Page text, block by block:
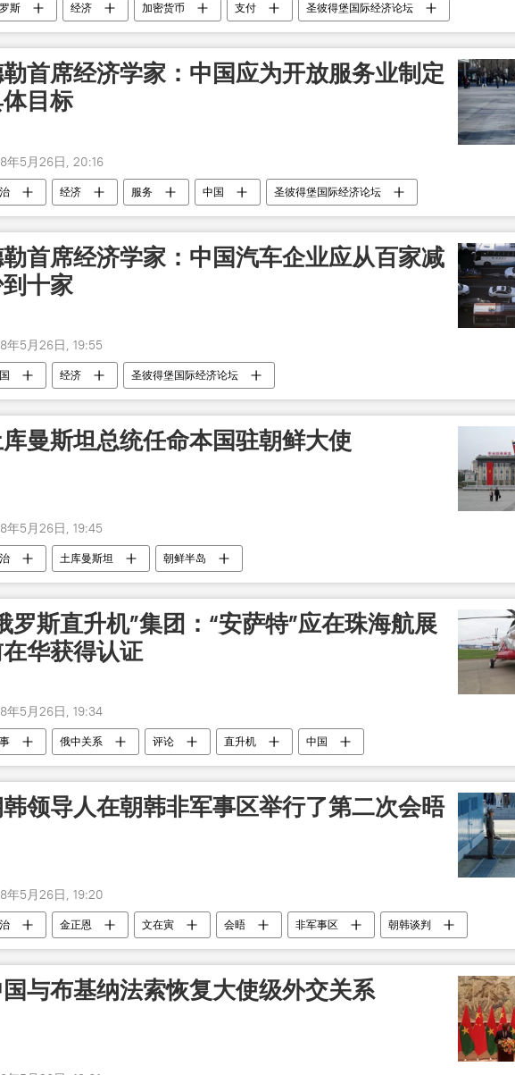
斯 经济 加密货币 支付 圣彼得堡国际经济论坛
首席经济学家：中国应为开放服务业制定
目标
年5月26日, 20:16
经济 服务 中国 圣彼得堡国际经济论坛
首席经济学家：中国汽车企业应从百家减
十家
年5月26日, 19:55
经济 圣彼得堡国际经济论坛
曼斯坦总统任命本国驻朝鲜大使
年5月26日, 19:45
土库曼斯坦 朝鲜半岛
罗斯直升机”集团：“安萨特”应在珠海航展
华获得认证
年5月26日, 19:34
俄中关系 评论 直升机 中国
领导人在朝韩非军事区举行了第二次会晤
年5月26日, 19:20
金正恩 文在寅 会晤 非军事区 朝韩谈判
与布基纳法索恢复大使级外交关系